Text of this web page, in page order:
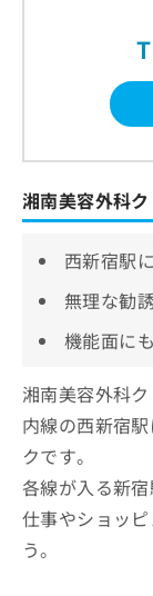
湘南美容外科
西新宿駅
無理な勧
機能面に
湘南美容外科
内線の西新宿
クです。
各線が入る新
仕事やショッ
う。